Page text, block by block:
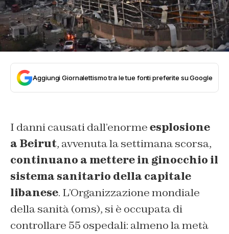
Aggiungi Giornalettismo tra le tue fonti preferite su Google
I danni causati dall’enormeesplosione
a Beirut, avvenuta la settimana scorsa,
continuano a mettere in ginocchio il
sistema sanitario della capitale
libanese. L’Organizzazione mondiale
della sanità (oms), si è occupata di
controllare 55 ospedali: almeno la metà